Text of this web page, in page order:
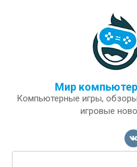
Мир
Компьютерные игры,
игровые
Поиск: